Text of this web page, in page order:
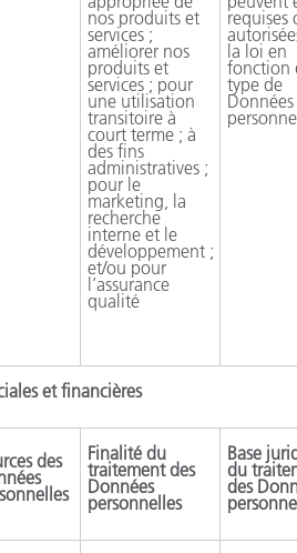
nos produits et
services ;
améliorer nos
produits et
services ; pour
une utilisation
transitoire à
court terme ; à
des fins
administratives ;
pour le
marketing, la
recherche
interne et le
développement ;
et/ou pour
l’assurance
qualité
requises
la loi en
fonction
type de
Données
et financières
des Finalité du
traitement des
Données
personnelles
Base
du
des